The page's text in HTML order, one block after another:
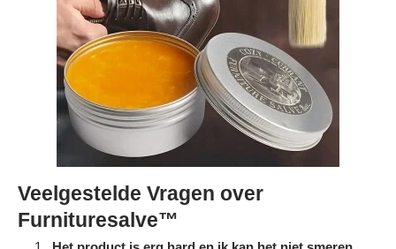
Veelgestelde Vragen over
Furnituresalve™